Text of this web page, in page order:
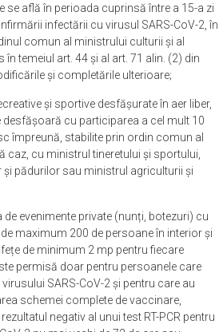
se află în perioada cuprinsă între a 15-a zi
infectării cu virusul SARS-CoV-2, în
comun al ministrului culturii și al
temeiul art. 44 și al art. 71 alin. (2) din
și completările ulterioare;
și sportive desfășurate în aer liber,
cu participarea a cel mult 10
împreună, stabilite prin ordin comun al
caz, cu ministrul tineretului și sportului,
pădurilor sau ministrul agriculturii și
de evenimente private (nunți, botezuri) cu
maximum 200 de persoane în interior și
de minimum 2 mp pentru fiecare
permisă doar pentru persoanele care
SARS-CoV-2 și pentru care au
schemei complete de vaccinare,
negativ al unui test RT-PCR pentru